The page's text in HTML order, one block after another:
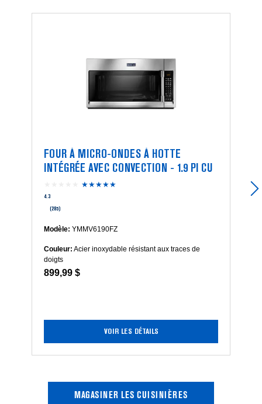
FOUR À MICRO-ONDES À HOTTE
INTÉGRÉE AVEC CONVECTION - 1.9 PI CU
★★★★★
Lire
avis
à
hotte
1.9
pi
4.3
(285)
Modèle: YMMV6190FZ
Couleur: Acier inoxydable résistant aux traces de
doigts
899,99 $
VOIR LES DÉTAILS
MAGASINER LES CUISINIÈRES